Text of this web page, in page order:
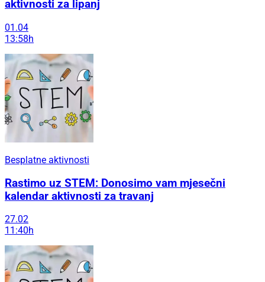
aktivnosti za lipanj
01.04
13:58h
Besplatne aktivnosti
Rastimo uz STEM: Donosimo vam mjesečni
kalendar aktivnosti za travanj
27.02
11:40h